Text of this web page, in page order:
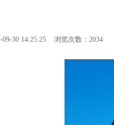
09-30 14:25:25 浏览次数：2034